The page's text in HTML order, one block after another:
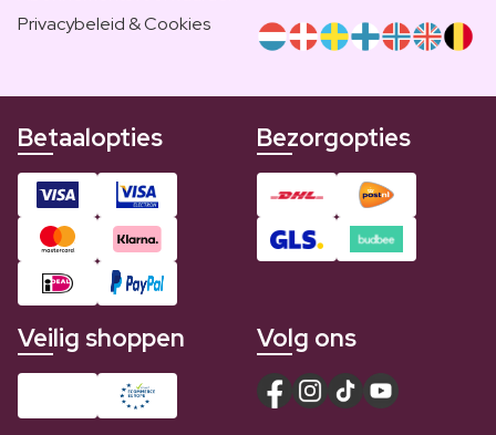
Privacybeleid & Cookies
Betaalopties Bezorgopties
Veilig shoppen Volg ons